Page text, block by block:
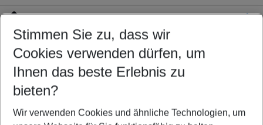
Location
Customize your offer
Find the perfect deal which suits your best
Your departure airport
Any airport
Select your date range
Stimmen Sie zu, dass wir
Cookies verwenden dürfen, um
Ihnen das beste Erlebnis zu
bieten?
Wir verwenden Cookies und ähnliche Technologien, um